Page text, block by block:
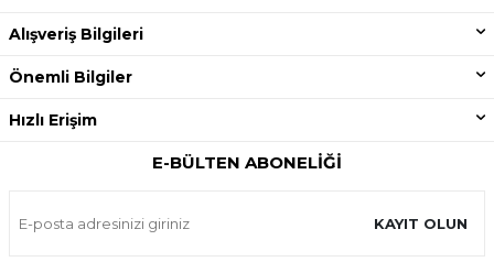
Alışveriş Bilgileri
Önemli Bilgiler
Hızlı Erişim
E-BÜLTEN ABONELIĞI
KAYIT OLUN